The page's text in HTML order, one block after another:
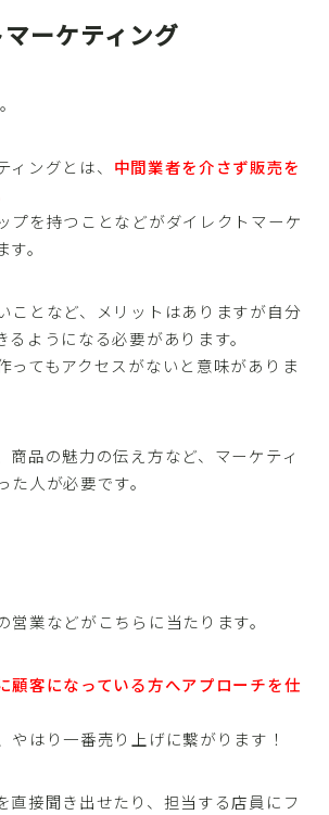
ーケティング
ングとは、 中間業者を介さず販売を
プを持つことなどがダイレクトマーケ
。
ことなど、メリットはありますが自分
るようになる必要があります。
ってもアクセスがないと意味がありま
商品の魅力の伝え方など、マーケティ
た人が必要です。
営業などがこちらに当たります。
顧客になっている方へアプローチを仕
やはり一番売り上げに繋がります！
直接聞き出せたり、担当する店員にフ